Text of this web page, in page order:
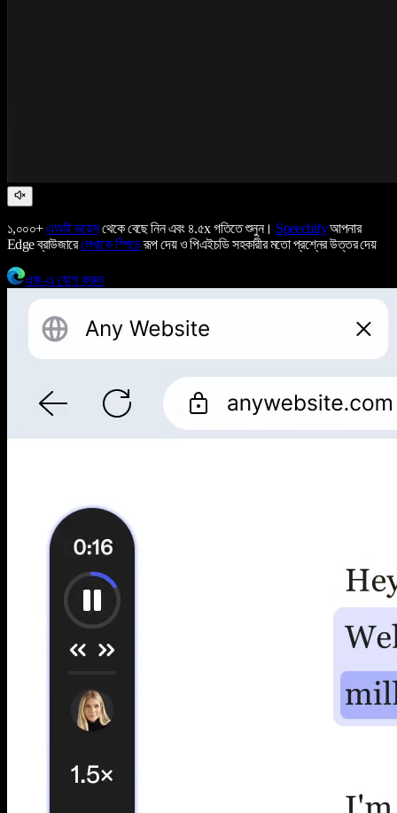
১,০০০+এআই ভয়েসথেকে বেছে নিন এবং ৪.৫x গতিতে শুনুন। Speechifyআপনার
Edge ব্রাউজারেলেখাকে স্পিচেরূপ দেয় ও পিএইচডি সহকারীর মতো প্রশ্নের উত্তর দেয়
এজ-এ যোগ করুন